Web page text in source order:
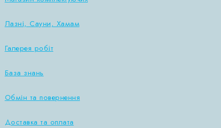
Лазні, Сауни, Хамам
Галерея робіт
База знань
Обмін та повернення
Доставка та оплата